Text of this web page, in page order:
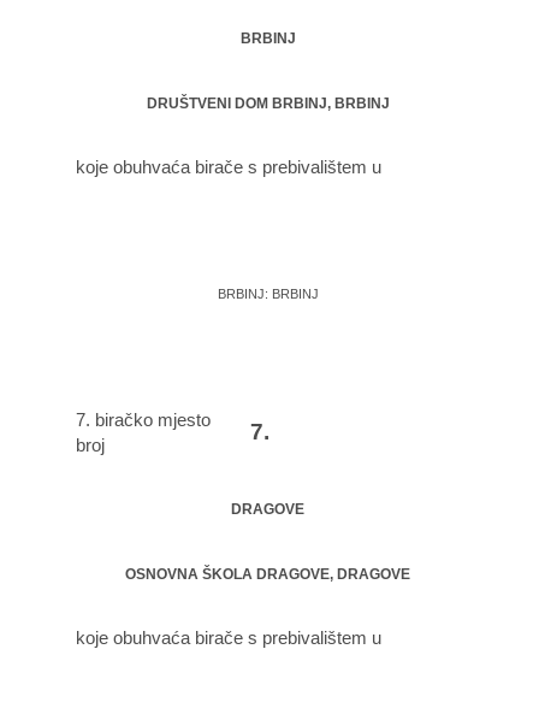
BRBINJ
DRUŠTVENI DOM BRBINJ, BRBINJ
koje obuhvaća birače s prebivalištem u
BRBINJ: BRBINJ
7. biračko mjesto
broj
7.
DRAGOVE
OSNOVNA ŠKOLA DRAGOVE, DRAGOVE
koje obuhvaća birače s prebivalištem u